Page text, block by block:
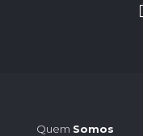
Quem Somos